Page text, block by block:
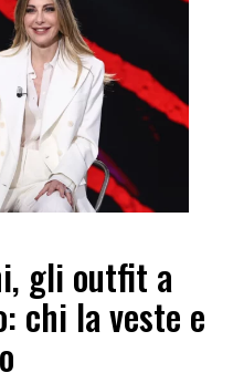
gli outfit a
chi la veste e